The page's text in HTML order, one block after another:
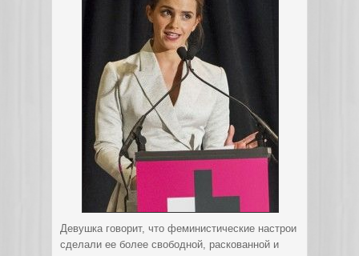
Девушка говорит, что феминистические настрои
сделали ее более свободной, раскованной и